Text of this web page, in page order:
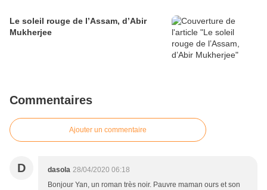
Le soleil rouge de l’Assam, d’Abir
Mukherjee
Commentaires
Ajouter un commentaire
D dasola 28/04/2020 06:18
Bonjour Yan, un roman très noir. Pauvre maman ours et son